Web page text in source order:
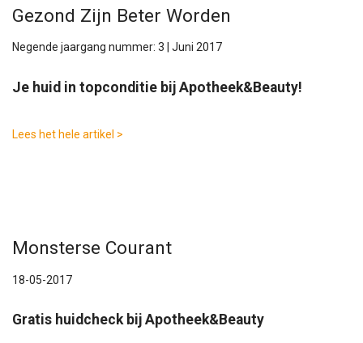
Gezond Zijn Beter Worden
Negende jaargang nummer: 3 | Juni 2017
Je huid in topconditie bij Apotheek&Beauty!
Lees het hele artikel >
Monsterse Courant
18-05-2017
Gratis huidcheck bij Apotheek&Beauty